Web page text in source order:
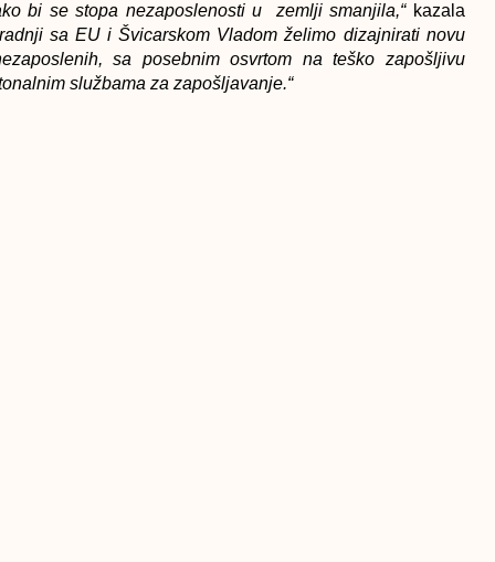
bi se stopa nezaposlenosti u zemlji smanjila,“kazala
sa EU i Švicarskom Vladom želimo dizajnirati novu
sa posebnim osvrtom na teško zapošljivu
službama za zapošljavanje.“